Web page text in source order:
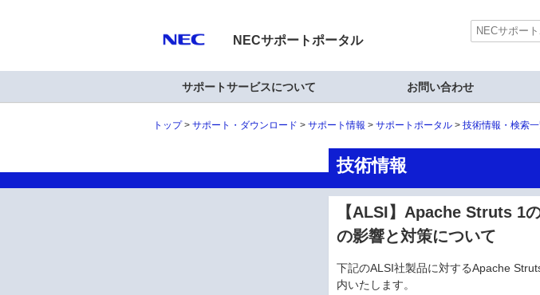
NECサポートポータル
サポートサービスについて お問い合わせ
トップ サポート・ダウンロード サポート情報 サポートポータル 技術情報・検索
技術情報
【ALSI】Apache Struts 1
の影響と対策について
下記のALSI社製品に対するApache
内いたします。